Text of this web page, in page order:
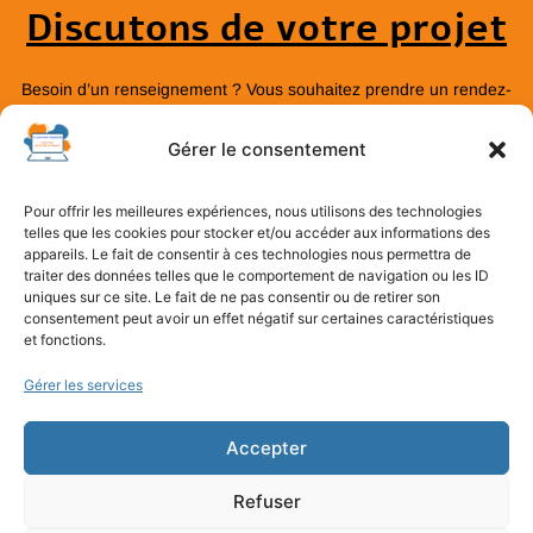
Gérer le consentement
Pour offrir les meilleures expériences, nous utilisons des technologies
telles que les cookies pour stocker et/ou accéder aux informations des
appareils. Le fait de consentir à ces technologies nous permettra de
traiter des données telles que le comportement de navigation ou les ID
uniques sur ce site. Le fait de ne pas consentir ou de retirer son
consentement peut avoir un effet négatif sur certaines caractéristiques
et fonctions.
Gérer les services
Accepter
Refuser
Discutons de votre projet
Besoin d’un renseignement ? Vous souhaitez prendre un rendez-
LINKEDIN
Politique de cookies (UE)
Mentions légales
©2026 Floriane PESSEAS – création de sites internet